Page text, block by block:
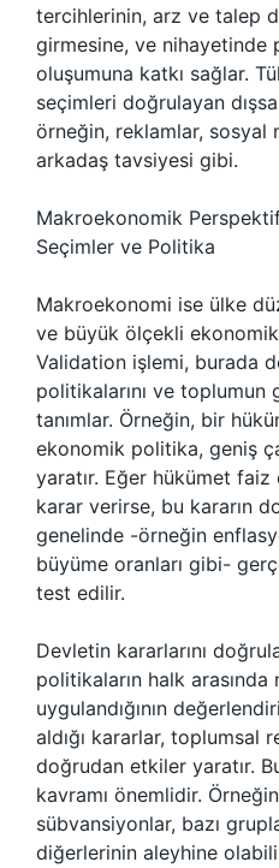
tercihlerinin, arz ve talep
girmesine, ve nihayetinde
oluşumuna katkı sağlar.
seçimleri doğrulayan
örneğin, reklamlar,
arkadaş tavsiyesi gibi.
Makroekonomik
Seçimler ve Politika
Makroekonomi ise ülke
ve büyük ölçekli
Validation işlemi, burada
politikalarını ve
tanımlar. Örneğin, bir
ekonomik politika, geniş
yaratır. Eğer hükümet faiz
karar verirse, bu kararın
genelinde -örneğin
büyüme oranları gibi-
test edilir.
Devletin kararlarını
politikaların halk
uygulandığının
aldığı kararlar, toplumsal
doğrudan etkiler yaratır.
kavramı önemlidir.
sübvansiyonlar, bazı
diğerlerinin aleyhine